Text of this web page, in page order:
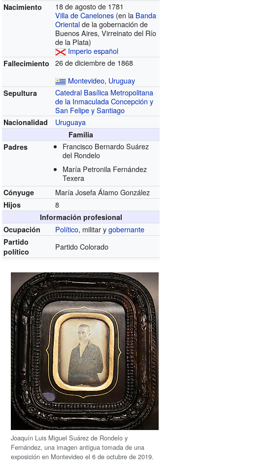
Nacimiento
18 de agosto de 1781
Villa de Canelones (en la Banda
Orientalde la gobernación de
Buenos Aires, Virreinato del Río
de la Plata)
Imperio español
Fallecimiento
26 de diciembre de 1868
Montevideo, Uruguay
Sepultura
Catedral Basílica Metropolitana
de la Inmaculada Concepción y
San Felipe y Santiago
Nacionalidad Uruguaya
Familia
Padres
Francisco Bernardo Suárez
del Rondelo
María Petronila Fernández
Texera
Cónyuge María Josefa Álamo González
Hijos 8
Información profesional
Ocupación
Político, militar ygobernante
Partido
político
Partido Colorado
Joaquín Luis Miguel Suárez de Rondelo y
Fernández, una imagen antigua tomada de una
exposición en Montevideo el 6 de octubre de 2019.